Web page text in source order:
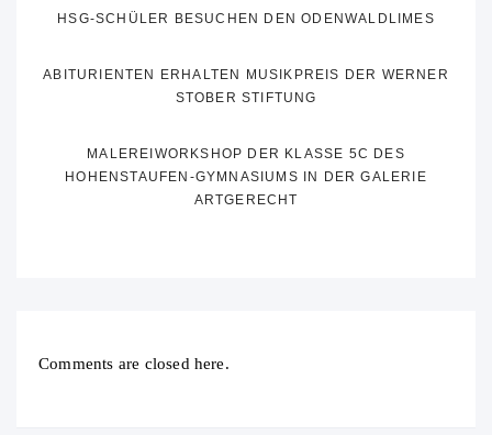
HSG-SCHÜLER BESUCHEN DEN ODENWALDLIMES
ABITURIENTEN ERHALTEN MUSIKPREIS DER WERNER
STOBER STIFTUNG
MALEREIWORKSHOP DER KLASSE 5C DES
HOHENSTAUFEN-GYMNASIUMS IN DER GALERIE
ARTGERECHT
Comments are closed here.